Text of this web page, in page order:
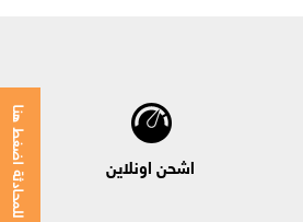
اشحن اونلاين للمحادثة اضغط هنا